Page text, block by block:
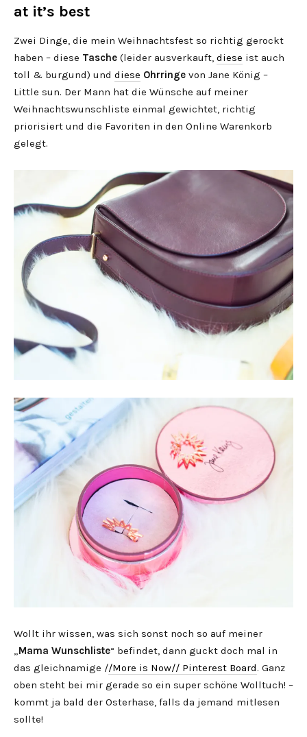
at it’s best
Zwei Dinge, die mein Weihnachtsfest so richtig gerockt
haben – diese Tasche (leider ausverkauft, diese ist auch
toll & burgund) und diese Ohrringe von Jane König –
Little sun. Der Mann hat die Wünsche auf meiner
Weihnachtswunschliste einmal gewichtet, richtig
priorisiert und die Favoriten in den Online Warenkorb
gelegt.
Wollt ihr wissen, was sich sonst noch so auf meiner
Mama Wunschliste“ befindet, dann guckt doch mal in
das gleichnamige //More is Now// Pinterest Board. Ganz
oben steht bei mir gerade so ein super schöne Wolltuch! –
kommt ja bald der Osterhase, falls da jemand mitlesen
sollte!